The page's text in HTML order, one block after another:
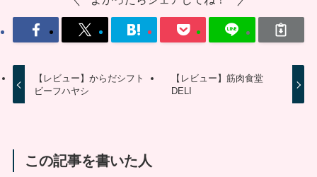
【レビュー】からだシフト
ビーフハヤシ
【レビュー】筋肉食堂
DELI
この記事を書いた人